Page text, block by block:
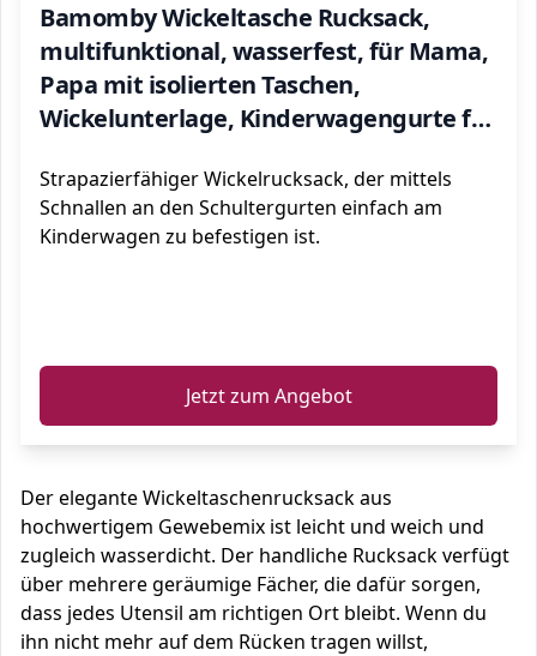
Bamomby Wickeltasche Rucksack,
multifunktional, wasserfest, für Mama,
Papa mit isolierten Taschen,
Wickelunterlage, Kinderwagengurte für
Strapazierfähiger Wickelrucksack, der mittels
Schnallen an den Schultergurten einfach am
Kinderwagen zu befestigen ist.
Jetzt zum Angebot
Der elegante Wickeltaschenrucksack aus
hochwertigem Gewebemix ist leicht und weich und
zugleich wasserdicht. Der handliche Rucksack verfügt
über mehrere geräumige Fächer, die dafür sorgen,
dass jedes Utensil am richtigen Ort bleibt. Wenn du
ihn nicht mehr auf dem Rücken tragen willst,